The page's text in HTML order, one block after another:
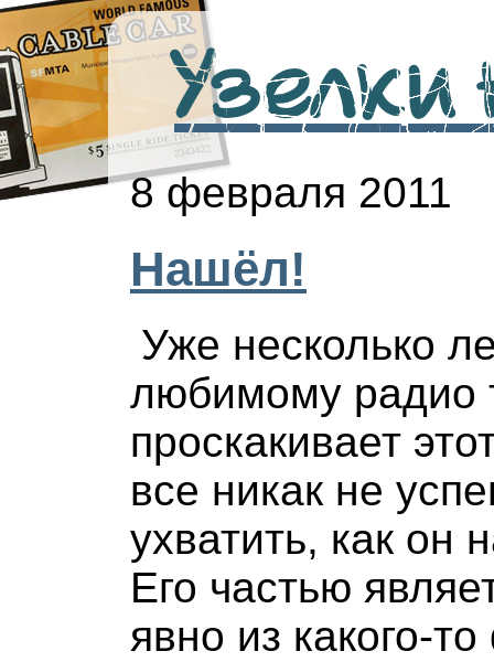
Узелки
8 февраля 2011
Нашёл!
Уже несколько
любимому радио
проскакивает
все никак не
ухватить, как он
Его частью
явно из какого-